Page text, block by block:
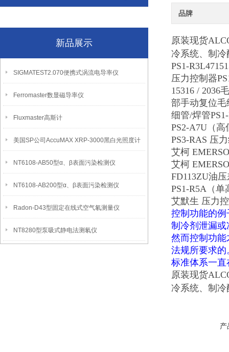
新品展示
SIGMATEST2.070便携式涡流电导率仪
Ferromaster数显磁导率仪
Fluxmaster高斯计
美国SP公司AccuMAX XRP-3000黑白光照度计
NT6108-AB50型α、β表面污染检测仪
NT6108-AB200型α、β表面污染检测仪
Radon-D43型固定在线式空气氡测量仪
NT8280型泵吸式静电法测氡仪
品牌
原装现货
冷系统、制
PS1-
压力控制器
15316 / 2036
部手动复位毛
细管/焊管
PS2-A7U（
PS3-RAS 压
艾柯
艾柯
FD113ZU油
PS1-R5A（
艾默生 压力
控制功能的
制冷剂泄漏
然而控制功
法规所要求
标准体系一
原装现货
冷系统、制
产